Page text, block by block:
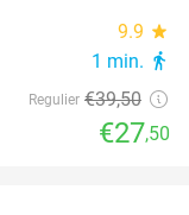
9.9 star
1 min. directions_walk
Regulier €39,50
€27,50